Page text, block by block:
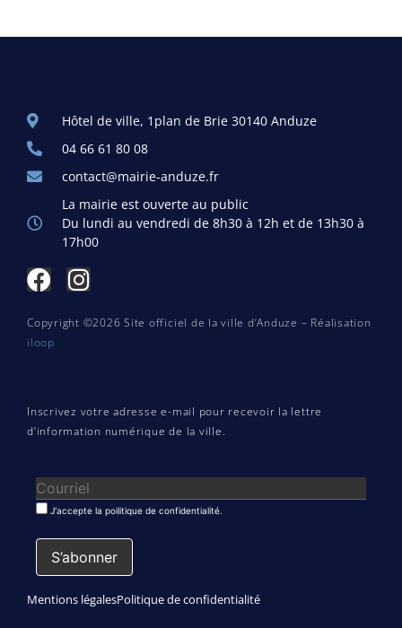
Hôtel de ville, 1plan de Brie 30140 Anduze
04 66 61 80 08
contact@mairie-anduze.fr
La mairie est ouverte au public
Du lundi au vendredi de 8h30 à 12h et de 13h30 à
17h00
Copyright ©2026 Site officiel de la ville d’Anduze – Réalisation
iloop
Inscrivez votre adresse e-mail pour recevoir la lettre
d’information numérique de la ville.
J'accepte la poilitique de confidentialité.
Mentions légalesPolitique de confidentialité